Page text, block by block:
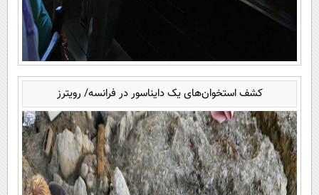
کشف استخوان‌های یک دایناسور در فرانسه/ رویترز